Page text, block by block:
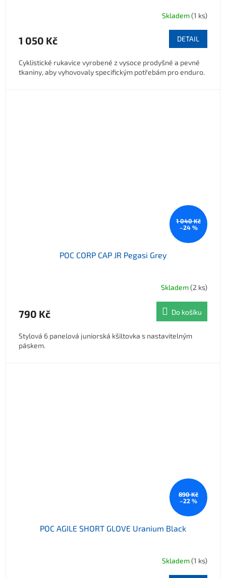
Skladem(1 ks)
1 050 Kč DETAIL
Cyklistické rukavice vyrobené z vysoce prodyšné a pevné
tkaniny, aby vyhovovaly specifickým potřebám pro enduro.
1 040 Kč
–24 %
POC CORP CAP JR Pegasi Grey
Skladem(2 ks)
790 Kč Do košíku
Stylová 6 panelová juniorská kšiltovka s nastavitelným
páskem.
890 Kč
–22 %
POC AGILE SHORT GLOVE Uranium Black
Skladem(1 ks)